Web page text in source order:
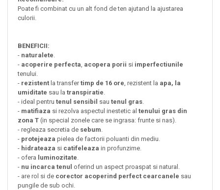
Poate fi combinat cu un alt fond de ten ajutand la ajustarea
culorii.
BENEFICII:
- naturalete
- acoperire perfecta acopera porii si imperfectiunile
tenului.
- rezistent la transfertimp de 16 ore , rezistent la apa, la
umiditate sau la transpiratie
- ideal pentru tenul sensibil sau tenul gras
- matifiaza si rezolva aspectul inestetic al tenului gras din
zona T (in special zonele care se ingrasa: frunte si nas).
- regleaza secretia de sebum
- protejeaza pielea de factorii poluanti din mediu.
- hidrateaza si catifeleaza in profunzime.
- ofera luminozitate
- nu incarca tenul oferind un aspect proaspat si natural.
- are rol si de corector acoperind perfect cearcanele sau
pungile de sub ochi.